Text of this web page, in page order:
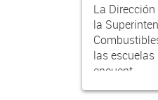
La
la
las escuelas
encuent...